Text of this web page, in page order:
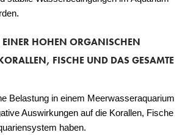
HOHEN ORGANISCHEN
FISCHE UND DAS GESAMTE
Belastung in einem Meerwasseraquarium
Auswirkungen auf die Korallen, Fische
haben.